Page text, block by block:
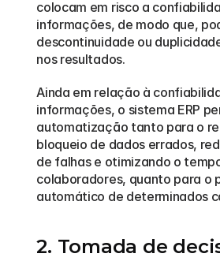
colocam em risco a
informações, de modo que,
descontinuidade ou
nos resultados.
Ainda em relação à
informações, o sistema ERP
automatização tanto para o
bloqueio de dados errados,
de falhas e otimizando o
colaboradores, quanto para o
automático de determinados
2. Tomada de